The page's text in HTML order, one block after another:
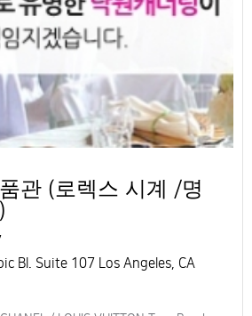
관 (로렉스 시계 /명
Bl. Suite 107 Los Angeles, CA